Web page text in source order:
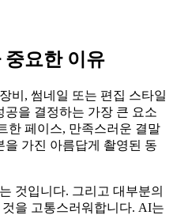
중요한 이유
비, 썸네일 또는 편집 스타일
을 결정하는 가장 큰 요소
한 페이스, 만족스러운 결말
가진 아름답게 촬영된 동
것입니다. 그리고 대부분의
을 고통스러워합니다. AI는